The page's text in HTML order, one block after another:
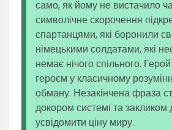
само, як йому не вистачило
символічне скорочення
спартанцями, які боронили
німецькими солдатами, які
немає нічого спільного.
героєм у класичному
обману. Незакінчена фраза
докором системі та
усвідомити ціну миру.